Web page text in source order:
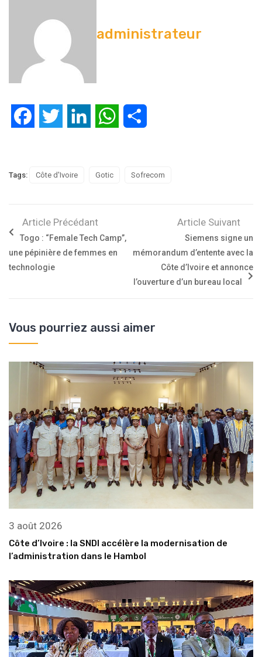
administrateur
FacebookTwitter LinkedIn WhatsApp
Tags: Côte d'Ivoire Gotic Sofrecom
Article Précédant
Togo : “Female Tech Camp”,
une pépinière de femmes en
technologie
Article Suivant
Siemens signe un
mémorandum d’entente avec la
Côte d’Ivoire et annonce
l’ouverture d’un bureau local
Vous pourriez aussi aimer
3 août 2026
Côte d’Ivoire : la SNDI accélère la modernisation de
l’administration dans le Hambol